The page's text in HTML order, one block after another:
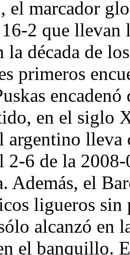
el marcador
2 que llevan
la década de
primeros
en el siglo
lleva
2-6 de la
Además, el
ligueros
alcanzó en
el banquillo.